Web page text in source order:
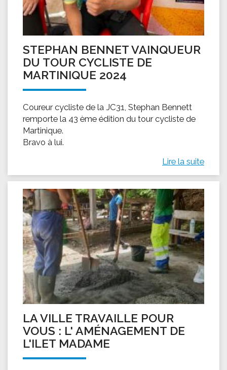
STEPHAN BENNET VAINQUEUR
DU TOUR CYCLISTE DE
MARTINIQUE 2024
Coureur cycliste de la JC31, Stephan Bennett
remporte la 43 ème édition du tour cycliste de
Martinique.
Bravo à lui.
Lire la suite
LA VILLE TRAVAILLE POUR
VOUS : L' AMÉNAGEMENT DE
L'ILET MADAME